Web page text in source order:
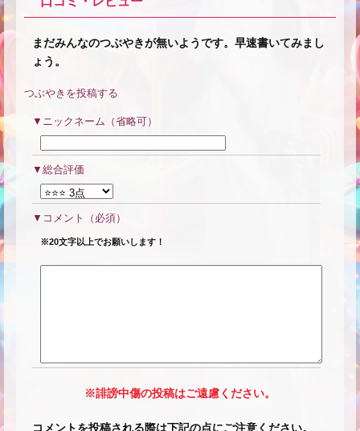
★
★
まだみんなのつぶやきが無いようです。早速書いてみまし
ょう。
つぶやきを投稿する
ニックネーム（省略可）
総合評価
コメント （必須）
※20文字以上でお願いします！
※誹謗中傷の投稿はご遠慮ください。
コメントを投稿される際は下記の点にご注意ください。